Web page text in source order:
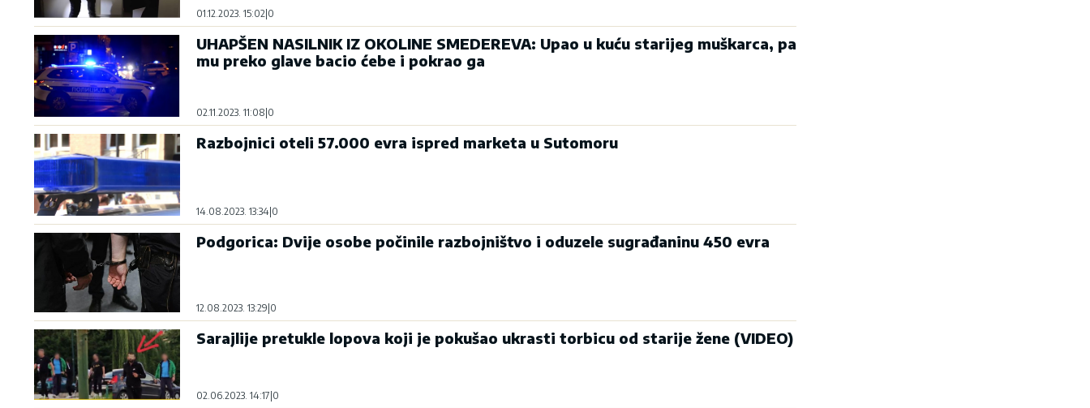
01.12.2023. 15:02 0
UHAPŠEN NASILNIK IZ OKOLINE SMEDEREVA: Upao u kuću starijeg muškarca, pa
mu preko glave bacio ćebe i pokrao ga
02.11.2023. 11:08 0
Razbojnici oteli 57.000 evra ispred marketa u Sutomoru
14.08.2023. 13:34 0
Podgorica: Dvije osobe počinile razbojništvo i oduzele sugrađaninu 450 evra
12.08.2023. 13:29 0
Sarajlije pretukle lopova koji je pokušao ukrasti torbicu od starije žene (VIDEO)
02.06.2023. 14:17|0